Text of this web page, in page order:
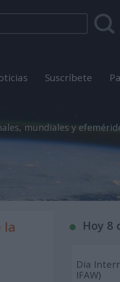
Suscríbete
mundiales y
la
Hoy 8
Dia
IFAW)